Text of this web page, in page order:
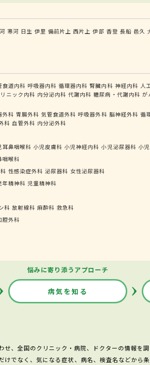
寒河 日生 伊里 備前片上 西片上 伊部 香登 長船 邑久
食道内科 呼吸器内科 循環器内科 腎臓内科 神経内科 人
ニック内科 内分泌内科 代謝内科 糖尿病・代謝内科 が
外科 胃腸外科 気管食道外科 呼吸器外科 脳神経外科 循
科 血管外科 内分泌外科
耳鼻咽喉科 小児皮膚科 小児神経内科 小児泌尿器科 小
咽喉科
性感染症外科 泌尿器科 女性泌尿器科
年精神科 児童精神科
科 放射線科 麻酔科 救急科
腔外科
悩みに寄り添うアプローチ
病気を知る
、全国のクリニック・病院、ドクターの情報を
でなく、気になる症状、病名、検査名などから